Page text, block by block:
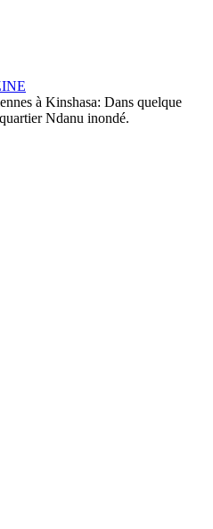
à Kinshasa: Dans quelque
Ndanu inondé.